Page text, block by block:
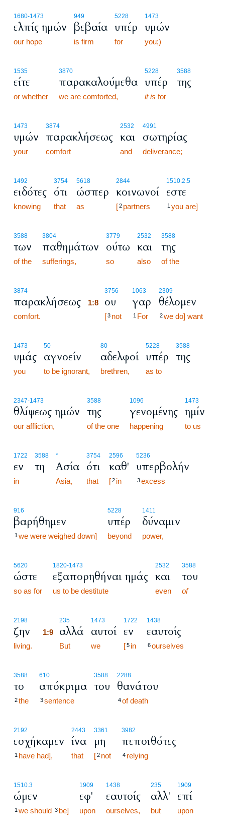
1680-1473
ελπίς ημών
our hope
949
βεβαία
is firm
5228
υπέρ
for
1473
υμών
you;)
1535
είτε
or whether
3870
παρακαλούμεθα
we are comforted,
5228
υπέρ
it is for
3588
της
1473
υμών
your
3874
παρακλήσεως
comfort
2532
και
and
4991
σωτηρίας
deliverance;
1492
ειδότες
knowing
3754
ότι
that
5618
ώσπερ
as
2844
κοινωνοί
[2 partners
1510.2.5
εστε
1 you are]
3588
των
of the
3804
παθημάτων
sufferings,
3779
ούτω
so
2532
και
also
3588
της
of the
3874
παρακλήσεως
comfort.
3756
1:8 ου
[3 not
1063
γαρ
1 For
2309
θέλομεν
2we do] want
1473
υμάς
you
50
αγνοείν
to be ignorant,
80
αδελφοί
brethren,
5228
υπέρ
as to
3588
της
2347-1473
θλίψεως ημών
our affliction,
3588
της
of the one
1096
γενομένης
happening
1473
ημίν
to us
1722
εν
in
3588
τη
*
Ασία
Asia,
3754
ότι
that
2596
καθ'
[2 in
5236
υπερβολήν
3excess
916
βαρήθημεν
1 we were weighed down]
5228
υπέρ
beyond
1411
δύναμιν
power,
5620
ώστε
so as for
1820-1473
εξαπορηθήναι ημάς
us to be destitute
2532
και
even
3588
του
of
2198
ζην
living.
235
1:9 αλλά
But
1473
αυτοί
we
1722
εν
[5 in
1438
εαυτοίς
6ourselves
3588
το
2the
610
απόκριμα
3sentence
3588
του
2288
θανάτου
4of death
2192
εσχήκαμεν
1 have had],
2443
ίνα
that
3361
μη
[2 not
3982
πεποιθότες
4 relying
1510.3
ώμεν
1 we should 3 be]
1909
εφ'
upon
1438
εαυτοίς
ourselves,
235
αλλ'
but
1909
επί
upon